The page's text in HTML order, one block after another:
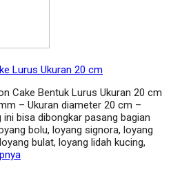
Lurus Ukuran 20 cm
Cake Bentuk Lurus Ukuran 20 cm
– Ukuran diameter 20 cm –
bisa dibongkar pasang bagian
bolu, loyang signora, loyang
bulat, loyang lidah kucing,